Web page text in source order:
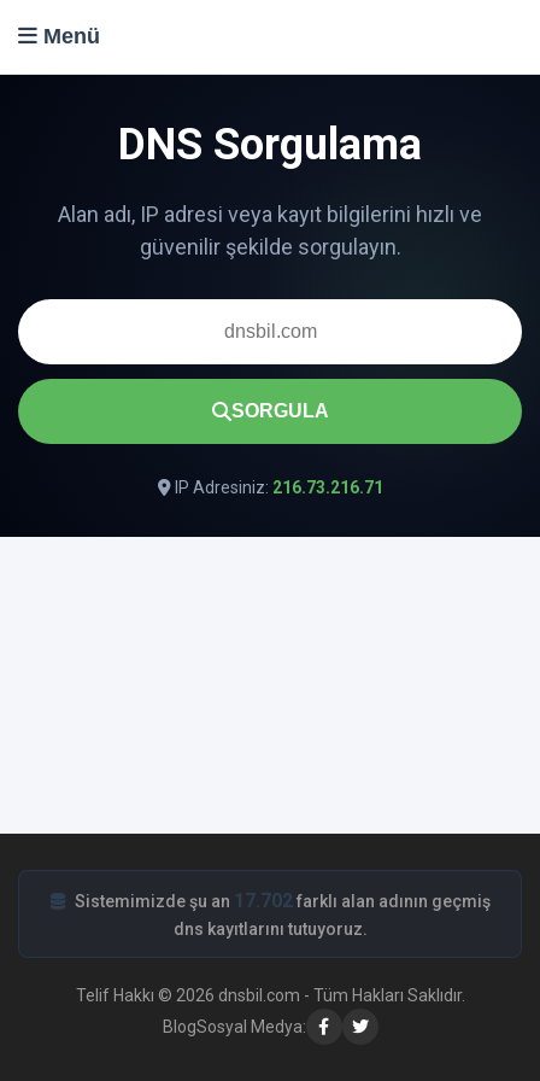
Menü
DNS Sorgulama
SORGULA
IP Adresiniz: 216.73.216.71
Sistemimizde şu an 17.702farklı alan adının geçmiş
dns kayıtlarını tutuyoruz.
Telif Hakkı © 2026 dnsbil.com - Tüm Hakları Saklıdır.
BlogSosyal Medya: